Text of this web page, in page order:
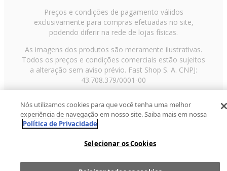
Preços e condições de pagamento válidos
exclusivamente para compras efetuadas no site,
podendo diferir na rede de lojas físicas.
As imagens dos produtos são meramente ilustrativas.
Todos os preços e condições comerciais estão sujeitos
a alteração sem aviso prévio. Fast Shop S. A. CNPJ:
43.708.379/0001-00
Paulo/SP, CEP 02029-001, Telefone: 11 3003-3728 ©
2013 Fast Shop - Todos os direitos reservadosRF
Nós utilizamos cookies para que você tenha uma melhor
experiência de navegação em nosso site. Saiba mais em nossa
Política de Privacidade
Selecionar os Cookies